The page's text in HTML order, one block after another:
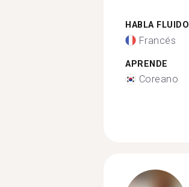
HABLA FLUIDO
Francés
APRENDE
Coreano